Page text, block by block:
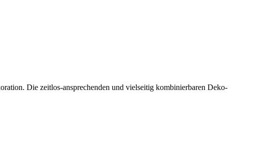
Die zeitlos-ansprechenden und vielseitig kombinierbaren Deko-